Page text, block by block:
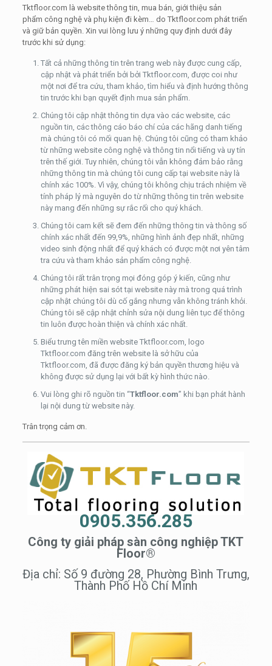
Tktfloor.com là website thông tin, mua bán, giới thiệu sản
phẩm công nghệ và phụ kiện đi kèm… do Tktfloor.com phát triển
và giữ bản quyền. Xin vui lòng lưu ý những quy định dưới đây
trước khi sử dụng:
Tất cả những thông tin trên trang web này được cung cấp,
cập nhật và phát triển bởi bởi Tktfloor.com, được coi như
một nơi để tra cứu, tham khảo, tìm hiểu và định hướng thông
tin trước khi bạn quyết định mua sản phẩm.
Chúng tôi cập nhật thông tin dựa vào các website, các
nguồn tin, các thông cáo báo chí của các hãng danh tiếng
mà chúng tôi có mối quan hệ. Chúng tôi cũng có tham khảo
từ những website công nghệ và thông tin nổi tiếng và uy tín
trên thế giới. Tuy nhiên, chúng tôi vẫn không đảm bảo rằng
những thông tin mà chúng tôi cung cấp tại website này là
chính xác 100%. Vì vậy, chúng tôi không chịu trách nhiệm về
tính pháp lý mà nguyên do từ những thông tin trên website
này mang đến những sự rắc rối cho quý khách.
Chúng tôi cam kết sẽ đem đến những thông tin và thông số
chính xác nhất đến 99,9%, những hình ảnh đẹp nhất, những
video sinh động nhất để quý khách có được một nơi yên tâm
tra cứu và tham khảo sản phẩm công nghệ.
Chúng tôi rất trân trọng mọi đóng góp ý kiến, cũng như
những phát hiện sai sót tại website này mà trong quá trình
cập nhật chúng tôi dù cố gắng nhưng vẫn không tránh khỏi.
Chúng tôi sẽ cập nhật chỉnh sửa nội dung liên tục để thông
tin luôn được hoàn thiện và chính xác nhất.
Biểu trưng tên miền website Tktfloor.com, logo
Tktfloor.com đăng trên website là sở hữu của
Tktfloor.com, đã được đăng ký bản quyền thương hiệu và
không được sử dụng lại với bất kỳ hình thức nào.
Vui lòng ghi rõ nguồn tin “Tktfloor.com” khi bạn phát hành
lại nội dung từ website này.
Trân trọng cảm ơn.
0905.356.285
Công ty giải pháp sàn công nghiệp TKT
Floor®
Địa chỉ: Số 9 đường 28, Phường Bình Trưng,
Thành Phố Hồ Chí Minh